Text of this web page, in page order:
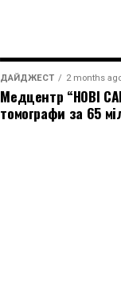
ДАЙДЖЕСТ 2 months
Медцентр “НОВІ
томографи за 65